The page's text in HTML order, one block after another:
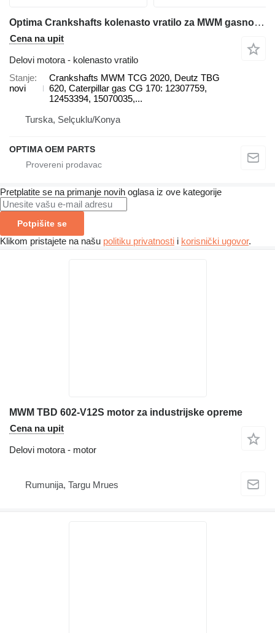
Optima Crankshafts kolenasto vratilo za MWM gasnog generatora
Cena na upit
Delovi motora - kolenasto vratilo
Stanje
novi
Crankshafts MWM TCG 2020, Deutz TBG
620, Caterpillar gas CG 170: 12307759,
12453394, 15070035,...
Turska, Selçuklu/Konya
OPTIMA OEM PARTS
Pretplatite se na primanje novih oglasa iz ove kategorije
Potpišite se
Klikom pristajete na našu politiku privatnosti i korisnički ugovor.
MWM TBD 602-V12S motor za industrijske opreme
Cena na upit
Delovi motora - motor
Rumunija, Targu Mrues